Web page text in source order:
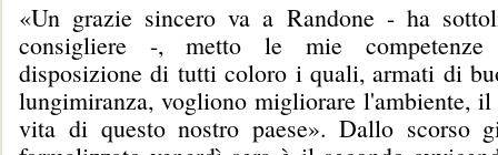
«Un grazie sincero va a Randone - ha
consigliere -, metto le mie competenze
disposizione di tutti coloro i quali, armati di
lungimiranza, vogliono migliorare l'ambiente,
vita di questo nostro paese». Dallo scorso